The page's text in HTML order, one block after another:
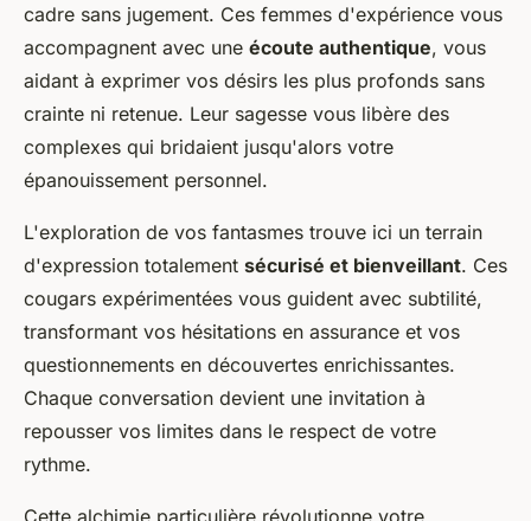
cadre sans jugement. Ces femmes d'expérience vous
accompagnent avec une écoute authentique, vous
aidant à exprimer vos désirs les plus profonds sans
crainte ni retenue. Leur sagesse vous libère des
complexes qui bridaient jusqu'alors votre
épanouissement personnel.
L'exploration de vos fantasmes trouve ici un terrain
d'expression totalement sécurisé et bienveillant. Ces
cougars expérimentées vous guident avec subtilité,
transformant vos hésitations en assurance et vos
questionnements en découvertes enrichissantes.
Chaque conversation devient une invitation à
repousser vos limites dans le respect de votre
rythme.
Cette alchimie particulière révolutionne votre